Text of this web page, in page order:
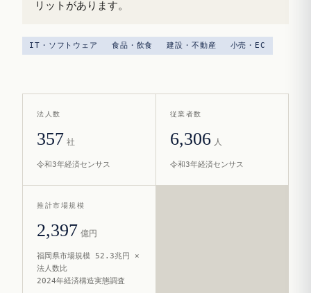
リットがあります。
IT・ソフトウェア 食品・飲食 建設・不動産 小売・EC
法人数
357 社
令和3年経済センサス
従業者数
6,306 人
令和3年経済センサス
推計市場規模
2,397 億円
福岡県市場規模 52.3兆円 ×
法人数比
2024年経済構造実態調査